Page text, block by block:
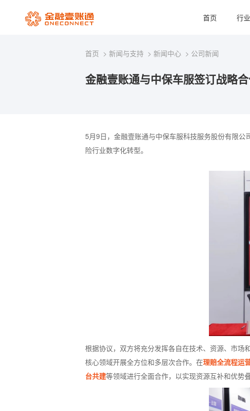
首页 行
首页 新闻与支持 新闻中心 公司新闻
金融壹账通与中保车服签订战略
5月9日，金融壹账通与中保车服科技服务股份有限公
险行业数字化转型。
根据协议，双方将充分发挥各自在技术、资源、市场
核心领域开展全方位和多层次合作。在理赔全流程运
台共建等领域进行全面合作，以实现资源互补和优势